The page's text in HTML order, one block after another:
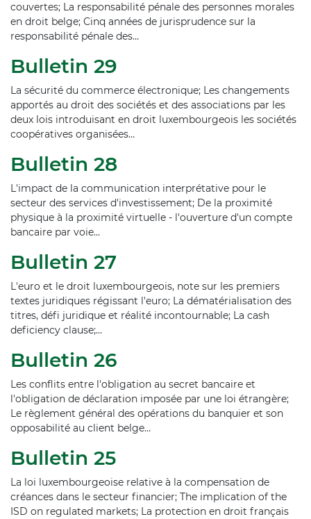
couvertes; La responsabilité pénale des personnes morales
en droit belge; Cinq années de jurisprudence sur la
responsabilité pénale des…
Bulletin 29
La sécurité du commerce électronique; Les changements
apportés au droit des sociétés et des associations par les
deux lois introduisant en droit luxembourgeois les sociétés
coopératives organisées…
Bulletin 28
L'impact de la communication interprétative pour le
secteur des services d'investissement; De la proximité
physique à la proximité virtuelle - l'ouverture d'un compte
bancaire par voie…
Bulletin 27
L'euro et le droit luxembourgeois, note sur les premiers
textes juridiques régissant l'euro; La dématérialisation des
titres, défi juridique et réalité incontournable; La cash
deficiency clause;…
Bulletin 26
Les conflits entre l'obligation au secret bancaire et
l'obligation de déclaration imposée par une loi étrangère;
Le règlement général des opérations du banquier et son
opposabilité au client belge…
Bulletin 25
La loi luxembourgeoise relative à la compensation de
créances dans le secteur financier; The implication of the
ISD on regulated markets; La protection en droit français